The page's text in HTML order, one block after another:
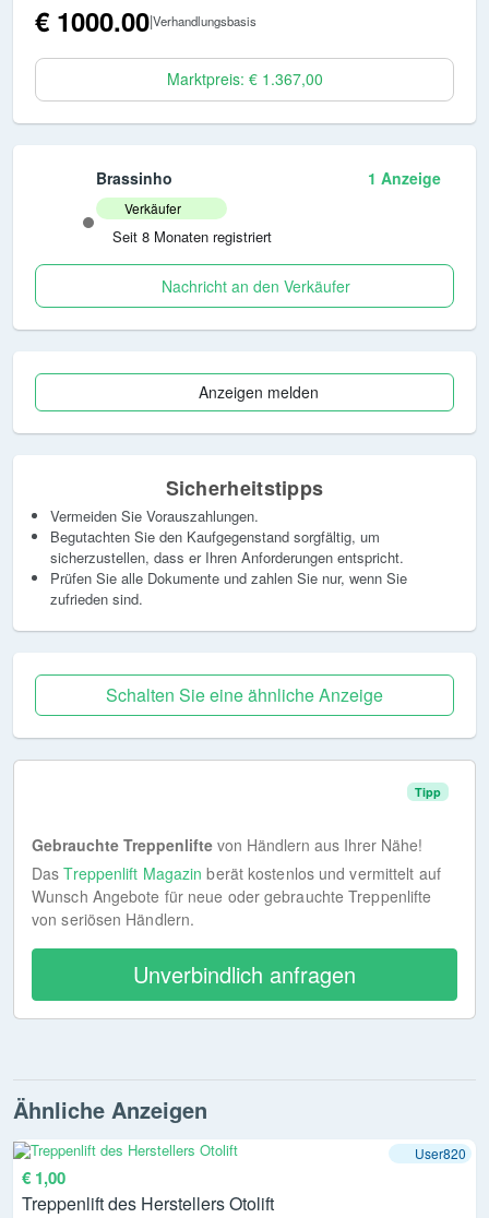
Baujahr: 16.02.2022
Seriennummer: VC1048187
Max. Belastung: 1 Person / bis zu 125 kg
Hersteller: Otolift Stairlifts (Niederlande)
Der Lift ist aktuell noch montiert und kann vor Ort besichtigt
Wichtiger Hinweis:
Der Treppenlift muss vom Käufer selbst ausgebaut und
abgeholt werden.
Bei Interesse oder Fragen einfach melden!
€ 1000.00|Verhandlungsbasis
Marktpreis: € 1.367,00
Brassinho 1 Anzeige
Verkäufer
Seit 8 Monaten registriert
Nachricht an den Verkäufer
Anzeigen melden
Sicherheitstipps
Vermeiden Sie Vorauszahlungen.
Begutachten Sie den Kaufgegenstand sorgfältig, um
sicherzustellen, dass er Ihren Anforderungen entspricht.
Prüfen Sie alle Dokumente und zahlen Sie nur, wenn Sie
zufrieden sind.
Schalten Sie eine ähnliche Anzeige
Tipp
Gebrauchte Treppenlifte von Händlern aus Ihrer Nähe!
DasTreppenlift Magazin berät kostenlos und vermittelt auf
Wunsch Angebote für neue oder gebrauchte Treppenlifte
von seriösen Händlern.
Unverbindlich anfragen
Ähnliche Anzeigen
€ 1,00
Treppenlift des Herstellers Otolift
User820